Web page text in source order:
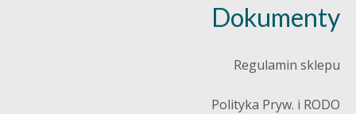
Dokumenty
Regulamin sklepu
Polityka Pryw. i RODO